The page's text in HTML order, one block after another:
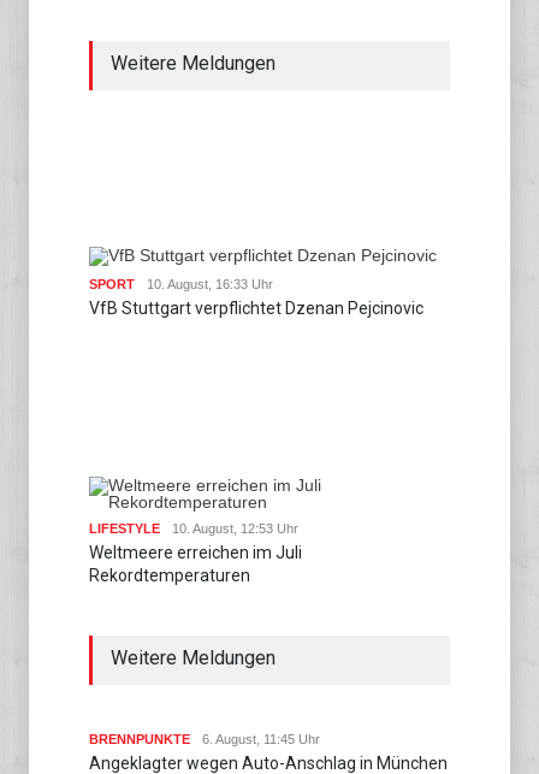
Weitere Meldungen
SPORT 10. August, 16:33 Uhr
VfB Stuttgart verpflichtet Dzenan Pejcinovic
LIFESTYLE 10. August, 12:53 Uhr
Weltmeere erreichen im Juli
Rekordtemperaturen
Weitere Meldungen
BRENNPUNKTE 6. August, 11:45 Uhr
Angeklagter wegen Auto-Anschlag in München